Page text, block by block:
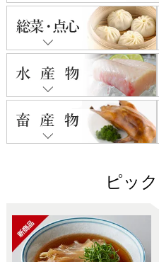
ピッ